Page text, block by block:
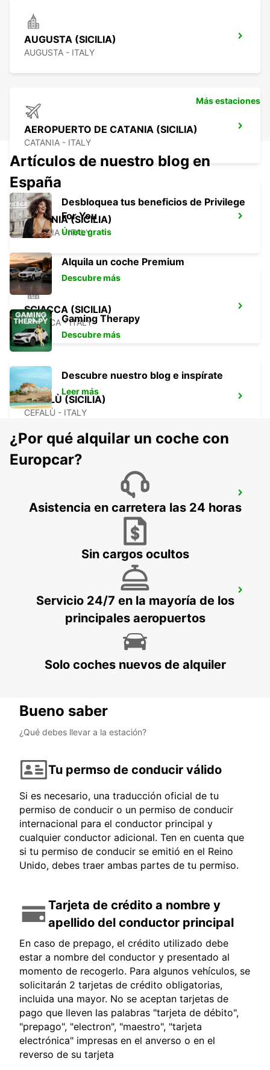
AUGUSTA (SICILIA)
AUGUSTA - ITALY
AEROPUERTO DE CATANIA (SICILIA)
CATANIA - ITALY
CATANIA (SICILIA)
CATANIA - ITALY
SCIACCA (SICILIA)
SCIACCA - ITALY
CEFALÙ (SICILIA)
CEFALÙ - ITALY
ESTACIÓN DE TREN DE PALERMO
(SICILIA)
AEROPUERTO DE PALERMO (SICILIA)
PALERMO - ITALY
Más estaciones
Artículos de nuestro blog en
España
Desbloquea tus beneficios de Privilege
For You
Únete gratis
Alquila un coche Premium
Descubre más
Gaming Therapy
Descubre más
Descubre nuestro blog e inspírate
Leer más
¿Por qué alquilar un coche con
Europcar?
Asistencia en carretera las 24 horas
Sin cargos ocultos
Servicio 24/7 en la mayoría de los
principales aeropuertos
Solo coches nuevos de alquiler
Bueno saber
¿Qué debes llevar a la estación?
Tu permso de conducir válido
Si es necesario, una traducción oficial de tu
permiso de conducir o un permiso de conducir
internacional para el conductor principal y
cualquier conductor adicional. Ten en cuenta que
si tu permiso de conducir se emitió en el Reino
Unido, debes traer ambas partes de tu permiso.
Tarjeta de crédito a nombre y
apellido del conductor principal
En caso de prepago, el crédito utilizado debe
estar a nombre del conductor y presentado al
momento de recogerlo. Para algunos vehículos, se
solicitarán 2 tarjetas de crédito obligatorias,
incluida una mayor. No se aceptan tarjetas de
pago que lleven las palabras "tarjeta de débito",
"prepago", "electron", "maestro", "tarjeta
electrónica" impresas en el anverso o en el
reverso de su tarjeta